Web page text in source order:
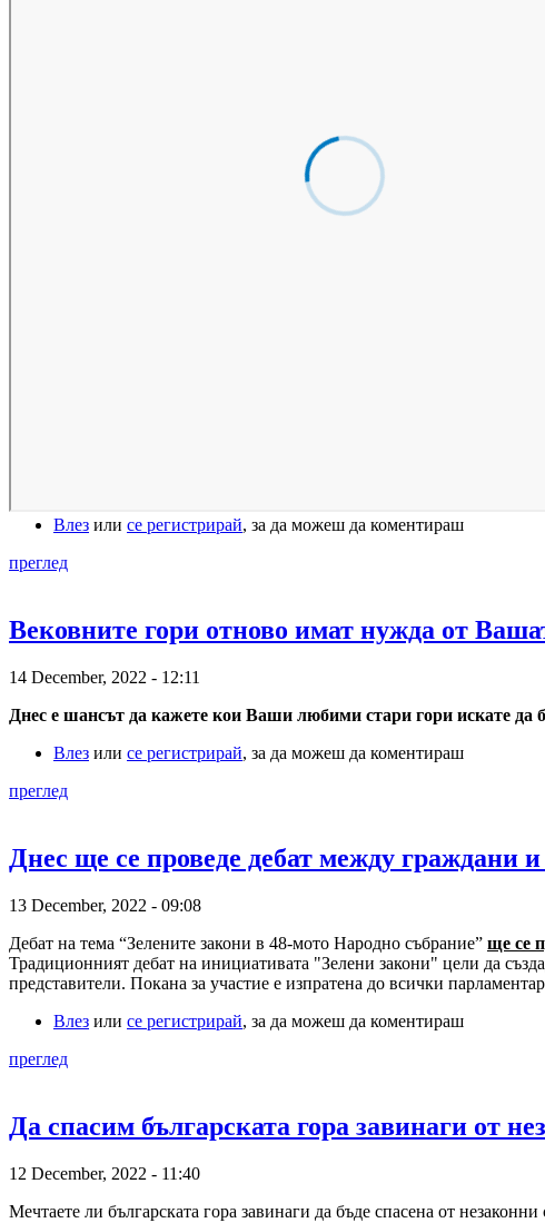
Влез или се регистрирай, за да можеш да коментираш
преглед
Вековните гори отново имат нужда от
14 December, 2022 - 12:11
Днес е шансът да кажете кои Ваши любими стари гори искате да
Влез или се регистрирай, за да можеш да коментираш
преглед
Днес ще се проведе дебат между граждани
13 December, 2022 - 09:08
Дебат на тема “Зелените закони в 48-мото Народно събрание” ще се
Традиционният дебат на инициативата "Зелени закони" цели да
представители. Покана за участие е изпратена до всички
Влез или се регистрирай, за да можеш да коментираш
преглед
Да спасим българската гора завинаги от
12 December, 2022 - 11:40
Мечтаете ли българската гора завинаги да бъде спасена от